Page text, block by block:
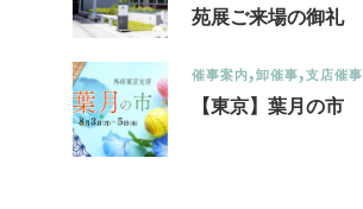
苑展ご来場の御礼
催事案内 卸催事 支店催事
【東京】葉月の市